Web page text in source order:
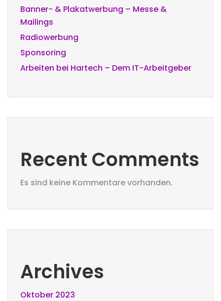
Banner- & Plakatwerbung – Messe &
Mailings
Radiowerbung
Sponsoring
Arbeiten bei Hartech – Dem IT-Arbeitgeber
Recent Comments
Es sind keine Kommentare vorhanden.
Archives
Oktober 2023